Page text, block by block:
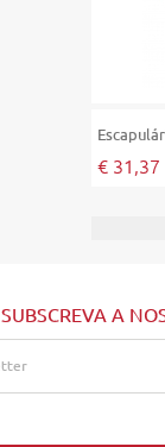
€ 31,37
SUBSCREVA A